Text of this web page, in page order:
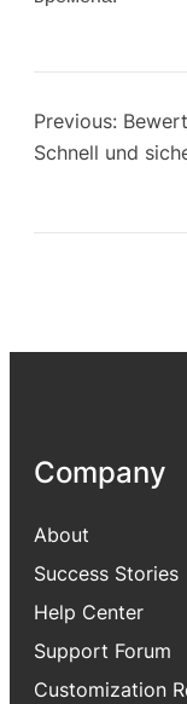
Previous:
Schnell und
Company
About
Success Stories
Help Center
Support Forum
Customization